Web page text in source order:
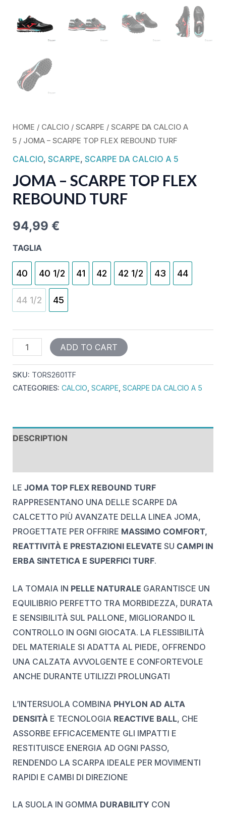
HOME / CALCIO/ SCARPE / SCARPE DA CALCIO A
5/ JOMA – SCARPE TOP FLEX REBOUND TURF
CALCIO, SCARPE, SCARPE DA CALCIO A 5
JOMA – SCARPE TOP FLEX
REBOUND TURF
94,99 €
TAGLIA
40 40 1/2 41 42 42 1/2 43 44
44 1/2 45
ADD TO CART
SKU: TORS2601TF
CATEGORIES: CALCIO, SCARPE, SCARPE DA CALCIO A 5
DESCRIPTION
LE JOMA TOP FLEX REBOUND TURF
RAPPRESENTANO UNA DELLE SCARPE DA
CALCETTO PIÙ AVANZATE DELLA LINEA JOMA,
PROGETTATE PER OFFRIRE MASSIMO COMFORT,
REATTIVITÀ E PRESTAZIONI ELEVATE SU CAMPI IN
ERBA SINTETICA E SUPERFICI TURF.
LA TOMAIA IN PELLE NATURALE GARANTISCE UN
EQUILIBRIO PERFETTO TRA MORBIDEZZA, DURATA
E SENSIBILITÀ SUL PALLONE, MIGLIORANDO IL
CONTROLLO IN OGNI GIOCATA. LA FLESSIBILITÀ
DEL MATERIALE SI ADATTA AL PIEDE, OFFRENDO
UNA CALZATA AVVOLGENTE E CONFORTEVOLE
ANCHE DURANTE UTILIZZI PROLUNGATI
L’INTERSUOLA COMBINA PHYLON AD ALTA
DENSITÀ E TECNOLOGIA REACTIVE BALL, CHE
ASSORBE EFFICACEMENTE GLI IMPATTI E
RESTITUISCE ENERGIA AD OGNI PASSO,
RENDENDO LA SCARPA IDEALE PER MOVIMENTI
RAPIDI E CAMBI DI DIREZIONE
LA SUOLA IN GOMMA DURABILITY CON